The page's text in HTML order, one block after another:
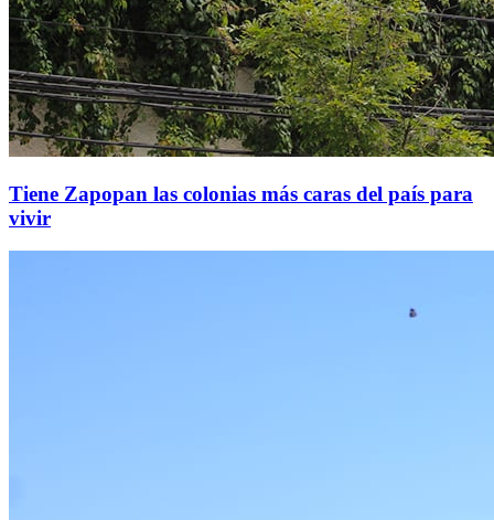
Tiene Zapopan las colonias más caras del país para
vivir